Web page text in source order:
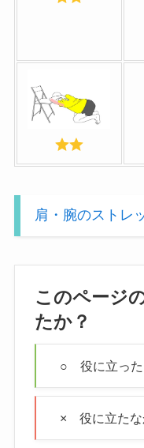
肩・腕のストレ
このページ
たか？
○ 役に立った
× 役に立たな